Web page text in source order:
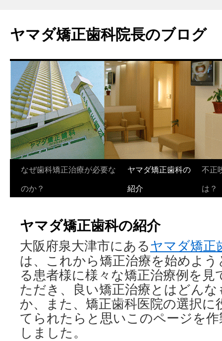
ヤマダ矯正歯科院長のブログ
ン
ン
ツ
へ
キ
ッ
なぜ歯科矯正治療が必要な
のか？
ヤマダ矯正歯科の
紹介
不正
は？
ヤマダ矯正歯科の紹介
大阪府泉大津市にあるヤマダ矯正
は、これから矯正治療を始めよう
る患者様に様々な矯正治療例を見
ただき、良い矯正治療とはどんな
か、また、矯正歯科医院の選択に
てられたらと思いこのページを作
しました。